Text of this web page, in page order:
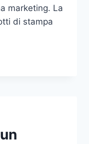
marketing. La
di stampa